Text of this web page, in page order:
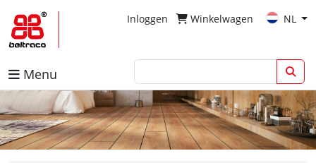
Inloggen Winkelwagen NL
Menu